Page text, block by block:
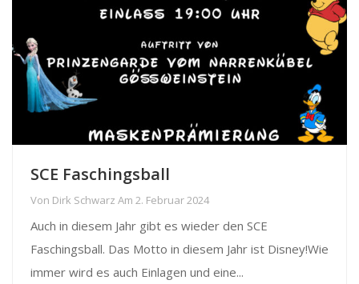
SCE Faschingsball
Von Dirk Schwarz Am 2. Februar 2024
Auch in diesem Jahr gibt es wieder den SCE
Faschingsball. Das Motto in diesem Jahr ist Disney!Wie
immer wird es auch Einlagen und eine...